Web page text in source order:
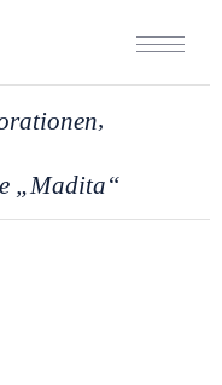
,
„Madita“